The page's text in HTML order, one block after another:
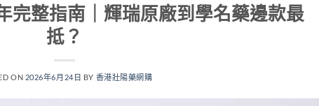
完整指南｜輝瑞原廠到學名藥邊款最
抵？
ON 2026年6月24日 BY 香港壯陽藥網購